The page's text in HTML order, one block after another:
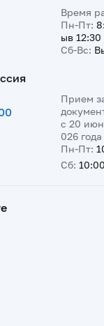
Время
Пн-Пт:
ыв 12:30
Сб-Вс:
Прием
с 20
026 года
Пн-Пт:
Сб: